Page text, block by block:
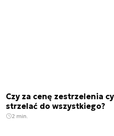
Czy za cenę zestrzelenia
strzelać do wszystkiego?
2 min.